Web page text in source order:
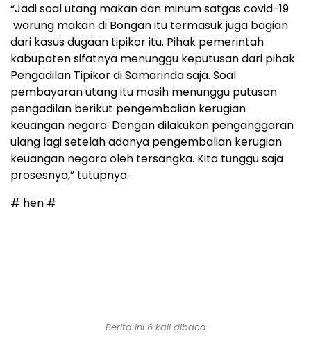
“Jadi soal utang makan dan minum satgas covid-19
warung makan di Bongan itu termasuk juga bagian
dari kasus dugaan tipikor itu. Pihak pemerintah
kabupaten sifatnya menunggu keputusan dari pihak
Pengadilan Tipikor di Samarinda saja. Soal
pembayaran utang itu masih menunggu putusan
pengadilan berikut pengembalian kerugian
keuangan negara. Dengan dilakukan penganggaran
ulang lagi setelah adanya pengembalian kerugian
keuangan negara oleh tersangka. Kita tunggu saja
prosesnya,” tutupnya.
# hen #
Berita ini 6 kali dibaca